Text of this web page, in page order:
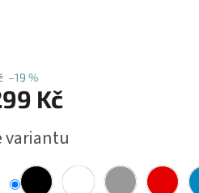
–19 %
Kč
variantu